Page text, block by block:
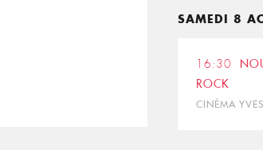
SAMEDI 8
16:30
ROCK
CINÉMA